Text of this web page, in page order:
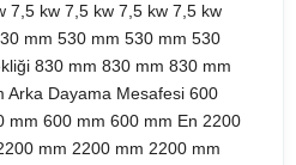
7,5 kw 7,5 kw 7,5 kw 7,5 kw
mm 530 mm 530 mm 530
830 mm 830 mm 830 mm
Arka Dayama Mesafesi 600
mm 600 mm 600 mm En 2200
mm 2200 mm 2200 mm